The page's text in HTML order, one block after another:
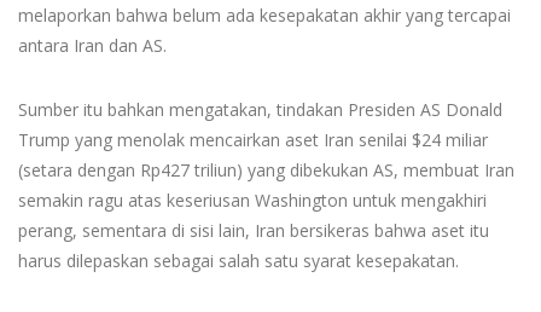
melaporkan bahwa belum ada kesepakatan akhir yang tercapai
antara Iran dan AS.
Sumber itu bahkan mengatakan, tindakan Presiden AS Donald
Trump yang menolak mencairkan aset Iran senilai $24 miliar
(setara dengan Rp427 triliun) yang dibekukan AS, membuat Iran
semakin ragu atas keseriusan Washington untuk mengakhiri
perang, sementara di sisi lain, Iran bersikeras bahwa aset itu
harus dilepaskan sebagai salah satu syarat kesepakatan.